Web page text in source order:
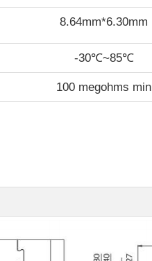
8.64mm*6.30mm
-30℃~85℃
100 megohms min